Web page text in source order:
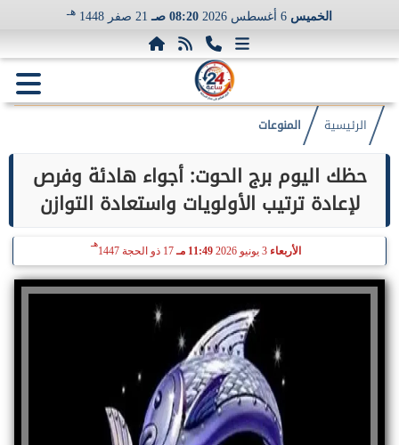
الخميس 08:20 صـ 21 صفر 1448 هـ
الرئيسية المنوعات
حظك اليوم برج الحوت: أجواء هادئة وفرص
لإعادة ترتيب الأولويات واستعادة التوازن
الأربعاء 11:49 مـ 17 ذو الحجة 1447
هـ